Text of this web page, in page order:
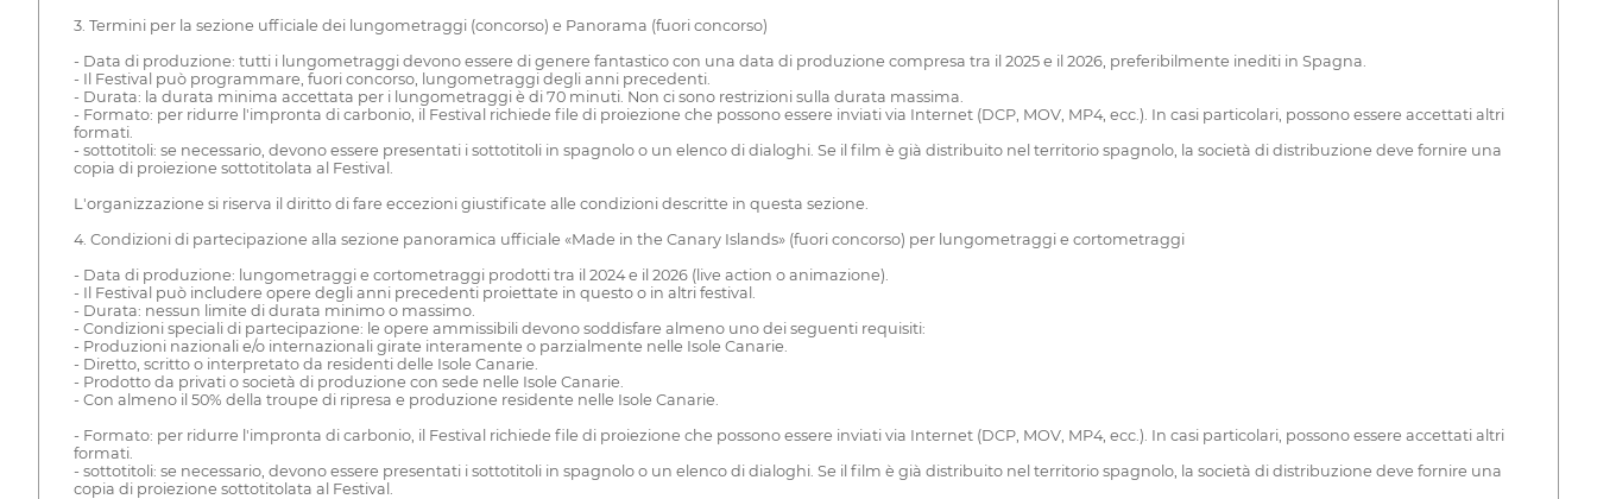
3. Termini per la sezione ufficiale dei lungometraggi (concorso) e Panorama (fuori concorso)
- Data di produzione: tutti i lungometraggi devono essere di genere fantastico con una data di produzione compresa tra il 2025 e il 2026, preferibilmente inediti in Spagna.
- Il Festival può programmare, fuori concorso, lungometraggi degli anni precedenti.
- Durata: la durata minima accettata per i lungometraggi è di 70 minuti. Non ci sono restrizioni sulla durata massima.
- Formato: per ridurre l'impronta di carbonio, il Festival richiede file di proiezione che possono essere inviati via Internet (DCP, MOV, MP4, ecc.). In casi particolari, possono essere accettati altri
formati.
- sottotitoli: se necessario, devono essere presentati i sottotitoli in spagnolo o un elenco di dialoghi. Se il film è già distribuito nel territorio spagnolo, la società di distribuzione deve fornire una
copia di proiezione sottotitolata al Festival.
L'organizzazione si riserva il diritto di fare eccezioni giustificate alle condizioni descritte in questa sezione.
4. Condizioni di partecipazione alla sezione panoramica ufficiale «Made in the Canary Islands» (fuori concorso) per lungometraggi e cortometraggi
- Data di produzione: lungometraggi e cortometraggi prodotti tra il 2024 e il 2026 (live action o animazione).
- Il Festival può includere opere degli anni precedenti proiettate in questo o in altri festival.
- Durata: nessun limite di durata minimo o massimo.
- Condizioni speciali di partecipazione: le opere ammissibili devono soddisfare almeno uno dei seguenti requisiti:
- Produzioni nazionali e/o internazionali girate interamente o parzialmente nelle Isole Canarie.
- Diretto, scritto o interpretato da residenti delle Isole Canarie.
- Prodotto da privati o società di produzione con sede nelle Isole Canarie.
- Con almeno il 50% della troupe di ripresa e produzione residente nelle Isole Canarie.
- Formato: per ridurre l'impronta di carbonio, il Festival richiede file di proiezione che possono essere inviati via Internet (DCP, MOV, MP4, ecc.). In casi particolari, possono essere accettati altri
formati.
- sottotitoli: se necessario, devono essere presentati i sottotitoli in spagnolo o un elenco di dialoghi. Se il film è già distribuito nel territorio spagnolo, la società di distribuzione deve fornire una
copia di proiezione sottotitolata al Festival.